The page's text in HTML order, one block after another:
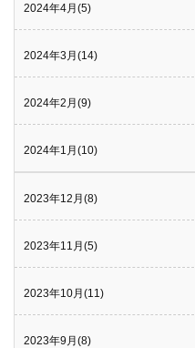
2024年4月(5)
2024年3月(14)
2024年2月(9)
2024年1月(10)
2023年12月(8)
2023年11月(5)
2023年10月(11)
2023年9月(8)